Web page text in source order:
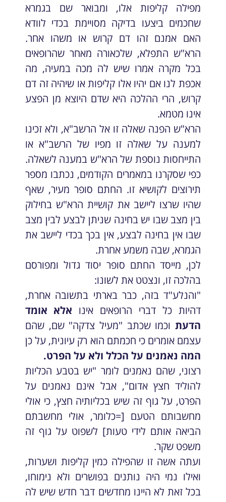
מפילה קליפות אלו, ומבואר שם בגמרא
שחכמים ביצעו בדיקה מסויימת בכדי לוודא
האם אמנם זהו דם קרוש או משהו אחר.
הרא"ש התפלא, שלכאורה מאחר שהרופאים
בכל מקרה אמרו שיש לה מכה במעיה, מה
אכפת לנו אם יהיו אלו קליפות או שיהיה זה דם
קרוש, הרי ההלכה היא שדם היוצא מן הפצע
אינו מטמא.
הרא"ש הפנה שאלה זו אל הרשב"א, ולא זכינו
למענה על שאלה זו מפיו של הרשב"א או
התייחסות נוספת של הרא"ש במענה לשאלה.
כפי שסקרנו במאמרים הקודמים, נכתבו מספר
תירוצים לקושיא זו. החתם סופר מעיר, שאף
שהיו שרצו ליישב את קושיית הרא"ש בחילוק
בין מצב שבו יש בחינה שניתן לבצע לבין מצב
שבו אין בחינה לבצע, אין בכך בכדי ליישב את
הגמרא, שבה משמע אחרת.
לכן, מייסד החתם סופר יסוד גדול ומפורסם
בהלכה זו, ונצטט את לשונו:
"והנלע"ד בזה, כבר בארתי בתשובה אחרת,
דהיות כל דברי הרופאים אינו אלא אומד
הדעת וכמו שכתב "מעיל צדקה" שם, שהם
עצמם אומרים כי חכמתם הוא רק עיונית, על כן
המה נאמנים על הכלל ולא על הפרט.
רצוני, שהם נאמנים לומר "יש בטבע הכליות
להוליד חצץ אדום", אבל אינם נאמנים על
הפרט, על גוף זה שיש בכליותיה חצץ, כי אולי
מחשבותם הטעם [=כלומר, אולי מחשבתם
הביאה אותם לידי טעות] לשפוט על גוף זה
משפט שקר.
ועתה אשה זו שהפילה כמין קליפות ושערות,
ואילו נמי היה נותנים בפושרים ולא נימוחו,
בכל זאת לא היינו מחדשים דבר חדש שיש לה